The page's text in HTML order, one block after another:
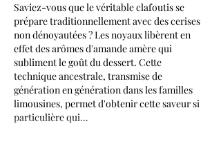
Saviez-vous que le véritable clafoutis se
prépare traditionnellement avec des cerises
non dénoyautées ? Les noyaux libèrent en
effet des arômes d'amande amère qui
subliment le goût du dessert. Cette
technique ancestrale, transmise de
génération en génération dans les familles
limousines, permet d'obtenir cette saveur si
particulière qui…